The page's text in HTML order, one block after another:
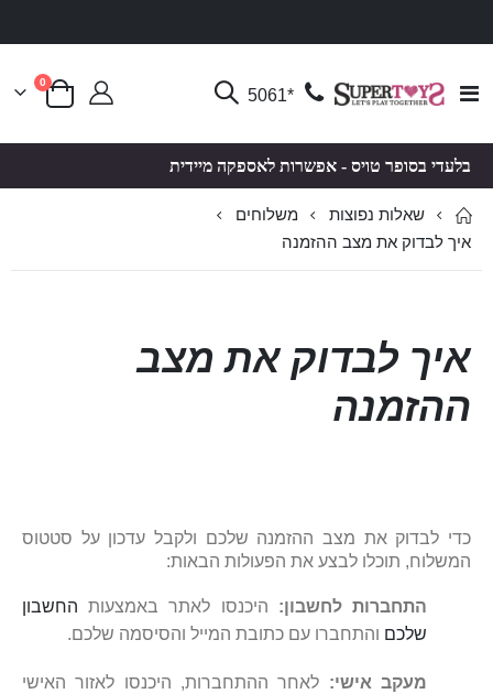
Toggle
*5061 סל קניות
0פריטים
בלעדי בסופר טויס - אפשרות לאספקה מיידית
שאלות נפוצות
משלוחים
איך לבדוק את מצב ההזמנה
איך לבדוק את מצב
ההזמנה
כדי לבדוק את מצב ההזמנה שלכם ולקבל עדכון על סטטוס
המשלוח, תוכלו לבצע את הפעולות הבאות:
התחברות לחשבון: היכנסו לאתר באמצעות החשבון
שלכם והתחברו עם כתובת המייל והסיסמה שלכם.
מעקב אישי: לאחר ההתחברות, היכנסו לאזור האישי